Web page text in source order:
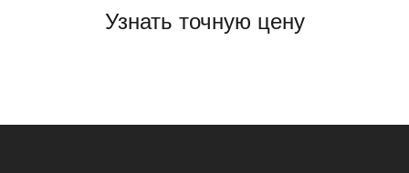
Узнать точную цену